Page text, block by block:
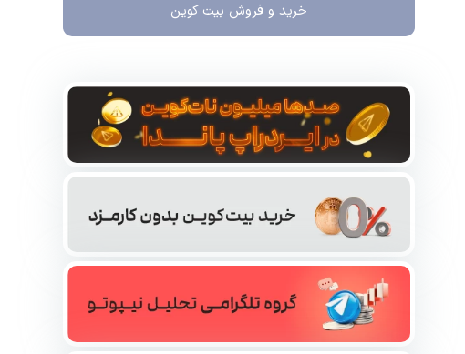
خرید و فروش بیت کوین